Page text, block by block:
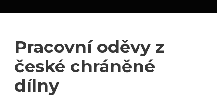
Pracovní oděvy z
české chráněné
dílny